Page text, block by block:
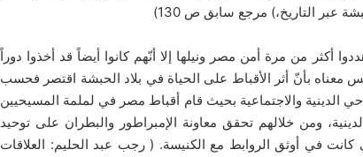
عبر التاريخ،) مرجع سابق ص 130)
أكثر من مرة أمن مصر ونيلها إلا أنّهم كانوا أيضاً قد أخذوا دوراً
معناه بأنّ أثر الأقباط على الحياة في بلاد الحبشة اقتصر فحسب
الدينية والاجتماعية بحيث قام أقباط مصر في لملمة المسيحيين
ومن خلالهم تحقق معاونة الإمبراطور والبطران على توحيد
كانت في أوثق الروابط مع الكنيسة. ( رجب عبد الحليم: العلاقات